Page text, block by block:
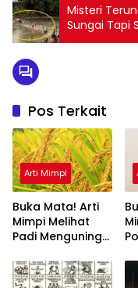
Misteri
Sungai Tapi
Rahasianya
Pos Terkait
Arti Mimpi
Buka Mata! Arti
Mimpi Melihat
Padi Menguning
Diketahui